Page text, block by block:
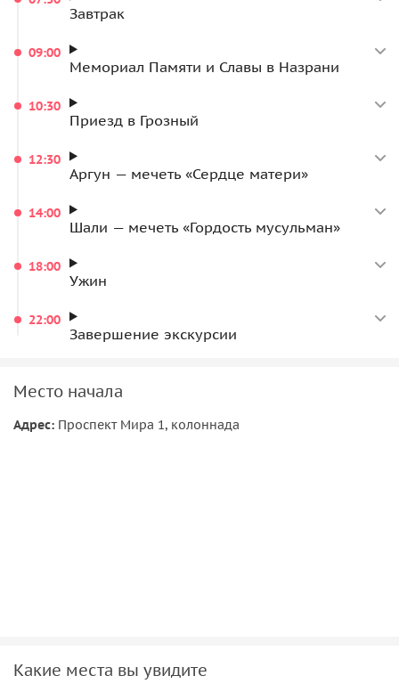
Завтрак
09:00
Мемориал Памяти и Славы в Назрани
10:30
Приезд в Грозный
12:30
Аргун — мечеть «Сердце матери»
14:00
Шали — мечеть «Гордость мусульман»
18:00
Ужин
22:00
Завершение экскурсии
Место начала
Адрес: Проспект Мира 1, колоннада
Какие места вы увидите